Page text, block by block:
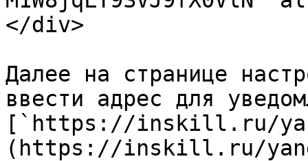
</div>
Далее на странице
ввести адрес для
[`https://inskill.ru/
(https://inskill.ru/